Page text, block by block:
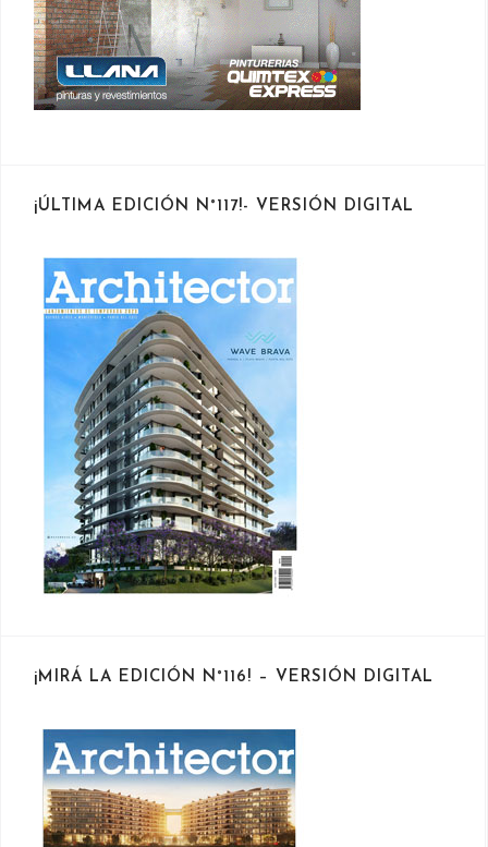
¡ÚLTIMA EDICIÓN N°117!- VERSIÓN DIGITAL
¡MIRÁ LA EDICIÓN N°116! – VERSIÓN DIGITAL